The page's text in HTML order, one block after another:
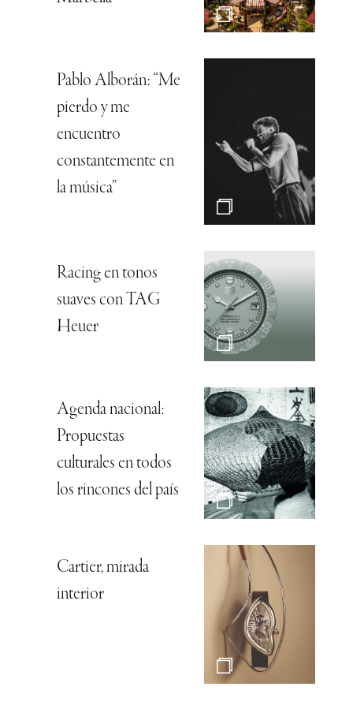
Pablo Alborán: “Me
pierdo y me
encuentro
constantemente en
la música”
Racing en tonos
suaves con TAG
Heuer
Agenda nacional:
Propuestas
culturales en todos
los rincones del país
Cartier, mirada
interior